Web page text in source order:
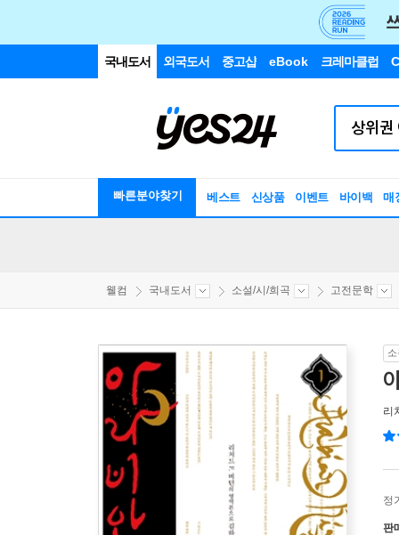
국내도서 외국도서 중고샵 eBook 크레마클럽
빠른분야찾기 베스트 신상품 이벤트 바이백 매
웰컴 국내도서 소설/시/희곡 고전문학
리
정
판